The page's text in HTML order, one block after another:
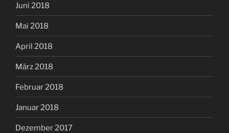
Juni 2018
Mai 2018
April 2018
März 2018
Februar 2018
Januar 2018
Dezember 2017